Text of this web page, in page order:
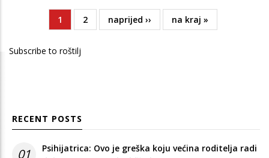
PaginationCurrent
page
1 Page
2
Next
page
naprijed ››
Last
page
na kraj »
Subscribe to roštilj
RECENT POSTS
01
Psihijatrica: Ovo je greška koju većina roditelja radi